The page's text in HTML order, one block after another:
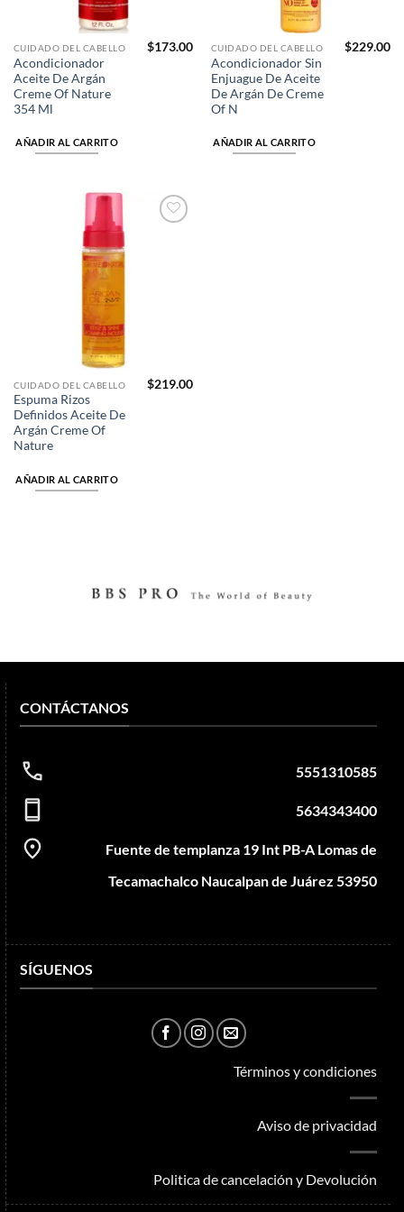
CUIDADO DEL CABELLO
Acondicionador
Aceite De Argán
Creme Of Nature
354 Ml
$173.00
AÑADIR AL CARRITO
CUIDADO DEL CABELLO
Acondicionador Sin
Enjuague De Aceite
De Argán De Creme
Of N
$229.00
AÑADIR AL CARRITO
CUIDADO DEL CABELLO
Espuma Rizos
Definidos Aceite De
Argán Creme Of
Nature
$219.00
AÑADIR AL CARRITO
CONTÁCTANOS
5551310585
5634343400
Fuente de templanza 19 Int PB-A Lomas de
Tecamachalco Naucalpan de Juárez 53950
SÍGUENOS
Términos y condiciones
Aviso de privacidad
Politica de cancelación y Devolución